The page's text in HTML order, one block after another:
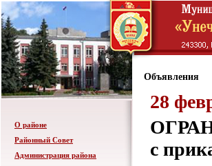
О районе
Районный Совет
Администрация района
Объявления
28
с